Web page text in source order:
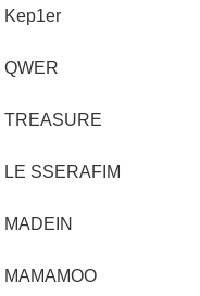
Kep1er
QWER
TREASURE
LE SSERAFIM
MADEIN
MAMAMOO